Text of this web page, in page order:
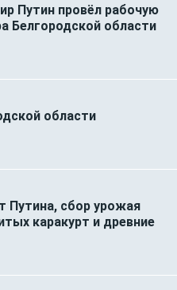
Путин провёл рабочую
Белгородской области
области
Путина, сбор урожая
каракурт и древние